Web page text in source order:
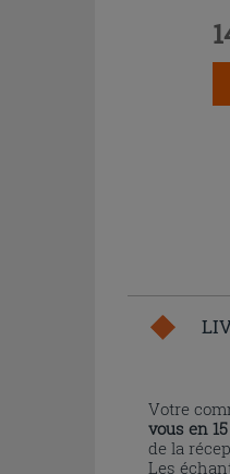
Votre
vous en
de la
Les